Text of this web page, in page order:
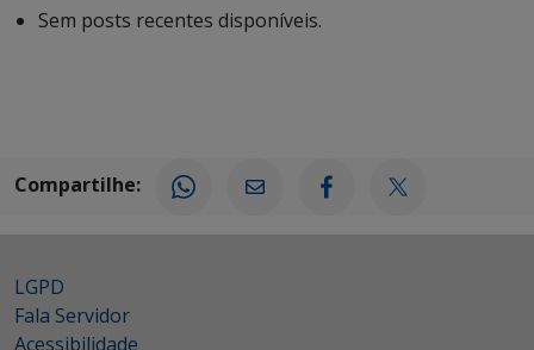
Sem posts recentes disponíveis.
Compartilhe:
LGPD
Fala Servidor
Acessibilidade